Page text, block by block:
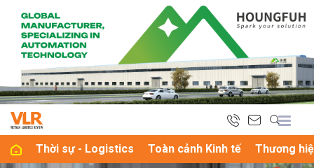
Thời sự - Logistics Toàn cảnh Kinh tế Thương
luận